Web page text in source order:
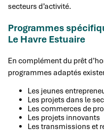
secteurs d’activité.
Programmes
Le Havre Estuaire
En complément du prêt
programmes adaptés
Les jeunes
Les projets dans le
Les commerces de
Les projets innovants
Les transmissions et